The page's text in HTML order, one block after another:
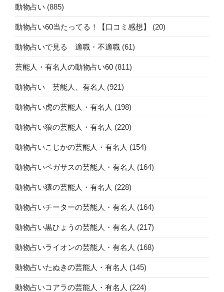
動物占い (885)
動物占い60当たってる！【口コミ感想】 (20)
動物占いで見る 適職・不適職 (61)
芸能人・有名人の動物占い60 (811)
動物占い 芸能人、有名人 (921)
動物占い虎の芸能人・有名人 (198)
動物占い狼の芸能人・有名人 (220)
動物占いこじかの芸能人・有名人 (154)
動物占いペガサスの芸能人・有名人 (164)
動物占い猿の芸能人・有名人 (228)
動物占いチーターの芸能人・有名人 (164)
動物占い黒ひょうの芸能人・有名人 (217)
動物占いライオンの芸能人・有名人 (168)
動物占いたぬきの芸能人・有名人 (145)
動物占いコアラの芸能人・有名人 (224)